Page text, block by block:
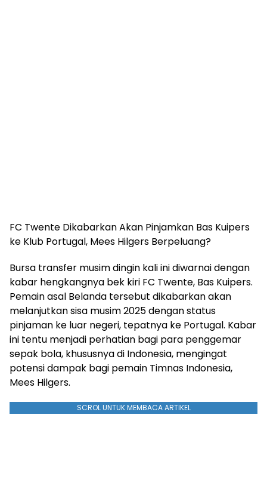
FC Twente Dikabarkan Akan Pinjamkan Bas Kuipers
ke Klub Portugal, Mees Hilgers Berpeluang?
Bursa transfer musim dingin kali ini diwarnai dengan
kabar hengkangnya bek kiri FC Twente, Bas Kuipers.
Pemain asal Belanda tersebut dikabarkan akan
melanjutkan sisa musim 2025 dengan status
pinjaman ke luar negeri, tepatnya ke Portugal. Kabar
ini tentu menjadi perhatian bagi para penggemar
sepak bola, khususnya di Indonesia, mengingat
potensi dampak bagi pemain Timnas Indonesia,
Mees Hilgers.
SCROL UNTUK MEMBACA ARTIKEL